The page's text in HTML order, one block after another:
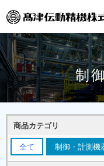
制
商品カテゴリ
全て 制御・計測機